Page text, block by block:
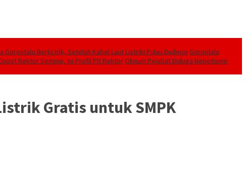
Gorontalo Berlistrik, Setelah Kabel Laut Listriki Pulau Dudepo Gorontalo
Rektor Sompie, Ini Profil Plt RektorOknum Pejabat Diduga Nepotisme
Gratis untuk SMPK